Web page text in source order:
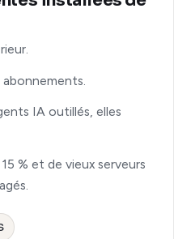
IA outillés, elles
% et de vieux serveurs